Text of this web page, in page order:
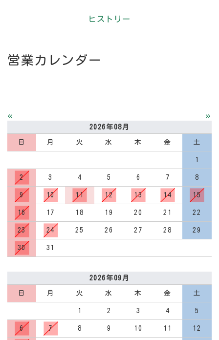
ヒストリー
営業カレンダー
« »
2026年08月
日 月 火 水 木 金 土
1
2 3 4 5 6 7 8
9 10 11 12 13 14 15
16 17 18 19 20 21 22
23 24 25 26 27 28 29
30 31
2026年09月
日 月 火 水 木 金 土
1 2 3 4 5
6 7 8 9 10 11 12